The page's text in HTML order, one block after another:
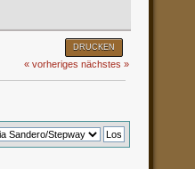
DRUCKEN
« vorheriges nächstes »